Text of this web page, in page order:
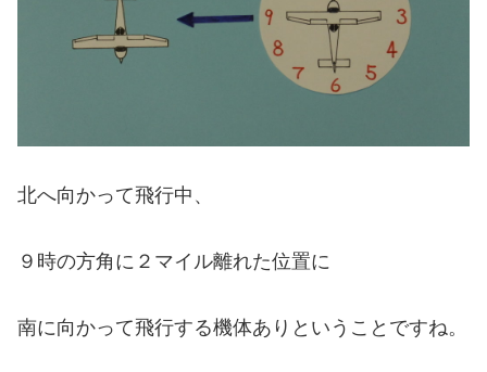
北へ向かって飛行中、
９時の方角に２マイル離れた位置に
南に向かって飛行する機体ありということですね。